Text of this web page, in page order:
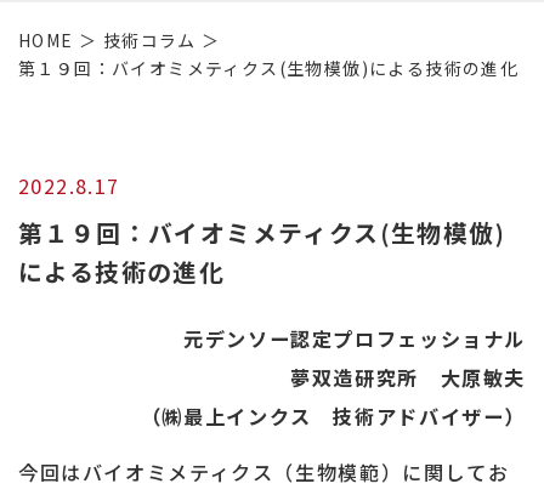
放
熱
設
備
等
の
上
HOME
技術コラム
第１９回：バイオミメティクス(生物模倣)による技術の進化
第１９回：バイオミメティクス(生物模倣)
による技術の進化
2022.8.17
元デンソー認定プロフェッショナル
夢双造研究所 大原敏夫
（㈱最上インクス 技術アドバイザー）
今回はバイオミメティクス（生物模範）に関してお